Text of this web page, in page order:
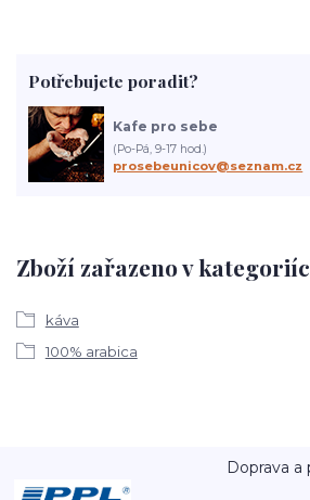
Zboží zařazeno v
káva
100% arabica
Potřebujete poradit?
Kafe pro sebe
(Po-Pá, 9-17 hod.)
prosebeunicov@seznam.cz
Doprava a